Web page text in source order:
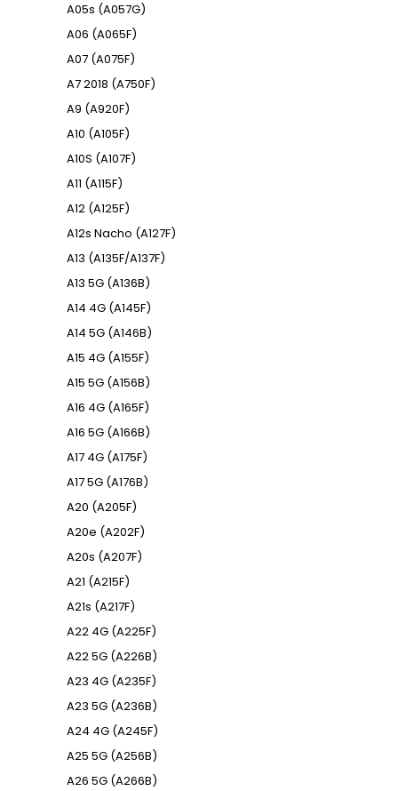
A05s (A057G)
A06 (A065F)
A07 (A075F)
A7 2018 (A750F)
A9 (A920F)
A10 (A105F)
A10S (A107F)
A11 (A115F)
A12 (A125F)
A12s Nacho (A127F)
A13 (A135F/A137F)
A13 5G (A136B)
A14 4G (A145F)
A14 5G (A146B)
A15 4G (A155F)
A15 5G (A156B)
A16 4G (A165F)
A16 5G (A166B)
A17 4G (A175F)
A17 5G (A176B)
A20 (A205F)
A20e (A202F)
A20s (A207F)
A21 (A215F)
A21s (A217F)
A22 4G (A225F)
A22 5G (A226B)
A23 4G (A235F)
A23 5G (A236B)
A24 4G (A245F)
A25 5G (A256B)
A26 5G (A266B)